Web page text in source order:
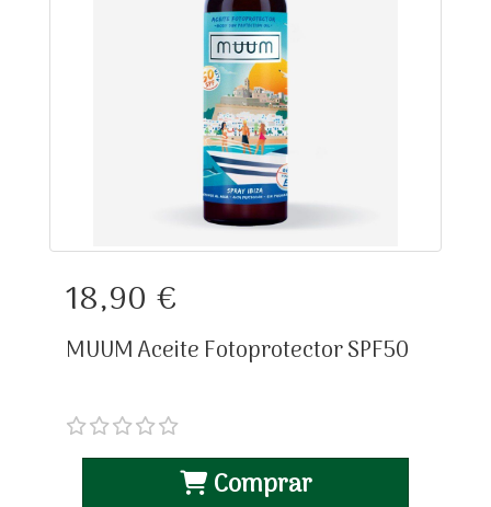
18,90 €
MUUM Aceite Fotoprotector SPF50
Comprar